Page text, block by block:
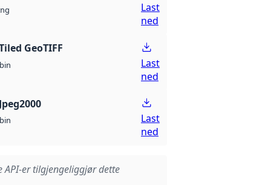
Last
ned
GeoTIFF
bin
Last
ned
bin
Last
ned
API-er tilgjengeliggjør dette